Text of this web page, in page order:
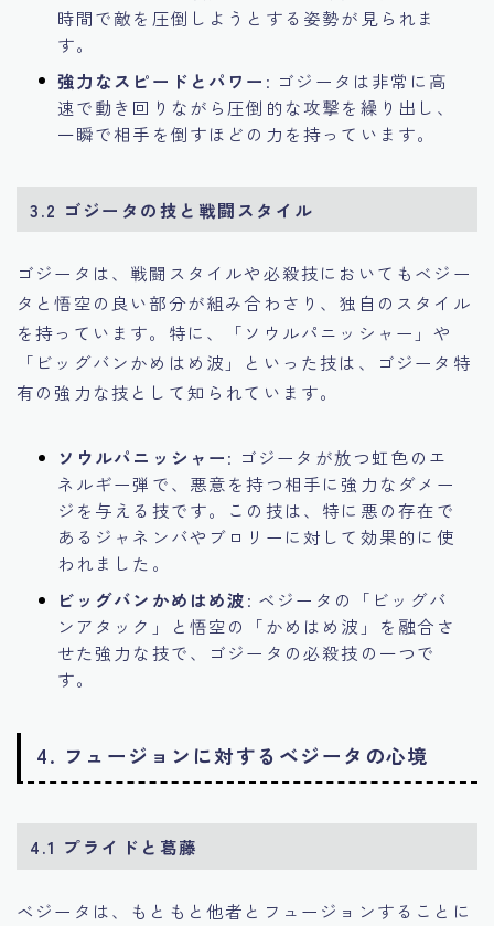
時間で敵を圧倒しようとする姿勢が見られま
す。
強力なスピードとパワー : ゴジータは非常に高
速で動き回りながら圧倒的な攻撃を繰り出し、
一瞬で相手を倒すほどの力を持っています。
3.2 ゴジータの技と戦闘スタイル
ゴジータは、戦闘スタイルや必殺技においてもベジー
タと悟空の良い部分が組み合わさり、独自のスタイル
を持っています。特に、「ソウルパニッシャー」や
「ビッグバンかめはめ波」といった技は、ゴジータ特
有の強力な技として知られています。
ソウルパニッシャー: ゴジータが放つ虹色のエ
ネルギー弾で、悪意を持つ相手に強力なダメー
ジを与える技です。この技は、特に悪の存在で
あるジャネンバやブロリーに対して効果的に使
われました。
ビッグバンかめはめ波: ベジータの「ビッグバ
ンアタック」と悟空の「かめはめ波」を融合さ
せた強力な技で、ゴジータの必殺技の一つで
す。
4. フュージョンに対するベジータの心境
4.1 プライドと葛藤
ベジータは、もともと他者とフュージョンすることに